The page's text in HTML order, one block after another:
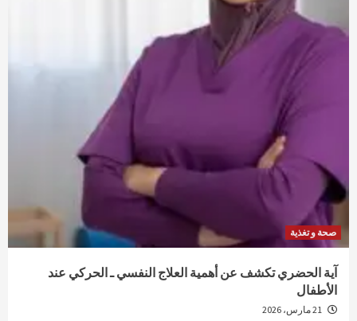
صحة و تغذية
آية الحضري تكشف عن أهمية العلاج النفسي ـ الحركي عند
الأطفال